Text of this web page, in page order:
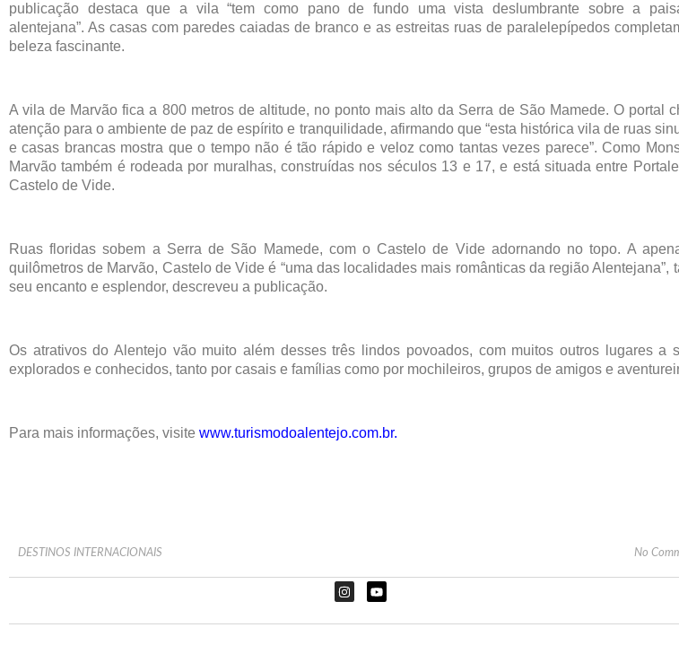
publicação destaca que a vila “tem como pano de fundo uma vista deslumbrante sobre a
alentejana”. As casas com paredes caiadas de branco e as estreitas ruas de paralelepípedos
beleza fascinante.
A vila de Marvão fica a 800 metros de altitude, no ponto mais alto da Serra de São Mamede. O portal
atenção para o ambiente de paz de espírito e tranquilidade, afirmando que “esta histórica vila de ruas
e casas brancas mostra que o tempo não é tão rápido e veloz como tantas vezes parece”. Como
Marvão também é rodeada por muralhas, construídas nos séculos 13 e 17, e está situada entre
Castelo de Vide.
Ruas floridas sobem a Serra de São Mamede, com o Castelo de Vide adornando no topo. A
quilômetros de Marvão, Castelo de Vide é “uma das localidades mais românticas da região Alentejana”,
seu encanto e esplendor, descreveu a publicação.
Os atrativos do Alentejo vão muito além desses três lindos povoados, com muitos outros lugares a
explorados e conhecidos, tanto por casais e famílias como por mochileiros, grupos de amigos e
Para mais informações, visite www.turismodoalentejo.com.br.
DESTINOS INTERNACIONAIS No